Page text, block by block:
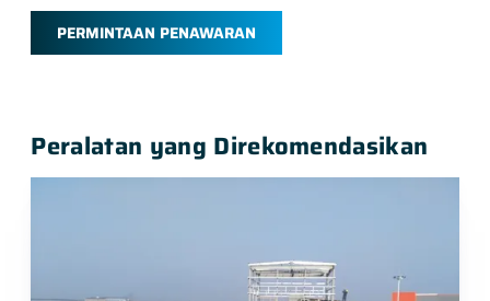
PERMINTAAN PENAWARAN
Peralatan yang Direkomendasikan